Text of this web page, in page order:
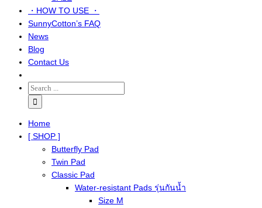
・HOW TO USE ・
SunnyCotton’s FAQ
News
Blog
Contact Us
Home
[ SHOP ]
Butterfly Pad
Twin Pad
Classic Pad
Water-resistant Pads รุ่นกันน้ำ
Size M